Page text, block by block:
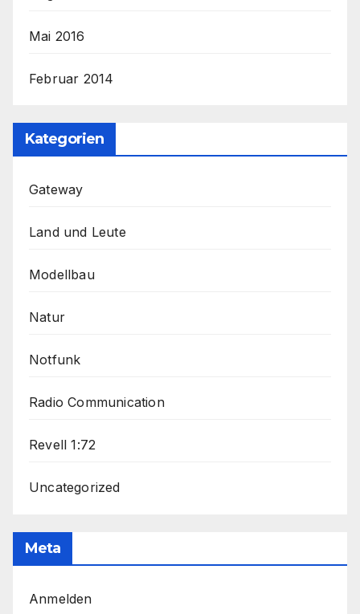
Mai 2016
Februar 2014
Kategorien
Gateway
Land und Leute
Modellbau
Natur
Notfunk
Radio Communication
Revell 1:72
Uncategorized
Meta
Anmelden